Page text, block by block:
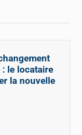
le locataire
la nouvelle